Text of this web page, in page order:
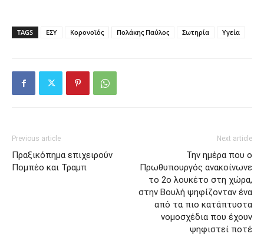
TAGS ΕΣΥ Κορονοϊός Πολάκης Παύλος Σωτηρία Υγεία
Previous article
Πραξικόπημα επιχειρούν
Πομπέο και Τραμπ
Next article
Την ημέρα που ο
Πρωθυπουργός ανακοίνωνε
το 2ο λουκέτο στη χώρα,
στην Βουλή ψηφίζονταν ένα
από τα πιο κατάπτυστα
νομοσχέδια που έχουν
ψηφιστεί ποτέ